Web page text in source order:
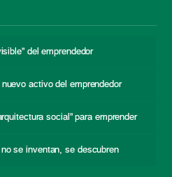
del emprendedor
activo del emprendedor
social” para emprender
se inventan, se descubren